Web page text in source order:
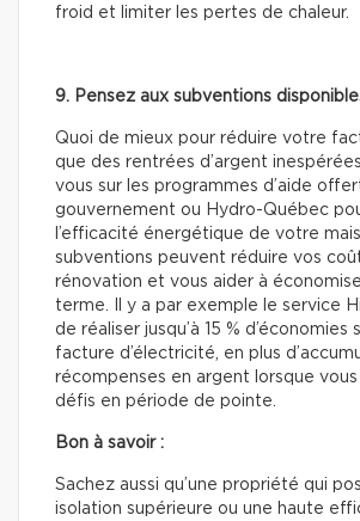
froid et limiter les pertes de chaleur.
9. Pensez aux subventions
Quoi de mieux pour réduire votre
que des rentrées d’argent
vous sur les programmes d’aide
gouvernement ou Hydro-Québec
l’efficacité énergétique de votre
subventions peuvent réduire vos
rénovation et vous aider à
terme. Il y a par exemple le service
de réaliser jusqu’à 15 % d’économies
facture d’électricité, en plus
récompenses en argent lorsque
défis en période de pointe.
Bon à savoir :
Sachez aussi qu’une propriété qui
isolation supérieure ou une haute